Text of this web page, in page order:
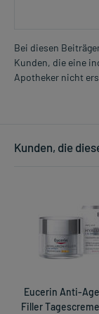
Bei diesen
Kunden, die eine
Apotheker nicht
Kunden, die
Eucerin Anti-
Filler